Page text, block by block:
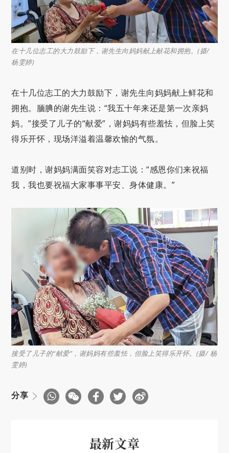
在十几位志工的大力鼓励下，谢先生向妈妈献上献花和拥抱。(摄/
杨雯婷)
在十几位志工的大力鼓励下，谢先生向妈妈献上鲜花和
拥抱。腼腆的谢先生说：“我五十年来还是第一次亲妈
妈。”接受了儿子的“献爱”，谢妈妈有些羞怯，但脸上笑
得乐开怀，现场洋溢着温馨欢愉的气氛。
道别时，谢妈妈满面笑容对志工说：“感恩你们来祝福
我，我也要祝福大家事事平安、身体健康。”
接受了儿子的“献爱”，谢妈妈有些羞怯，但脸上笑得乐开怀。(摄/ 杨
雯婷)
分享
最新文章